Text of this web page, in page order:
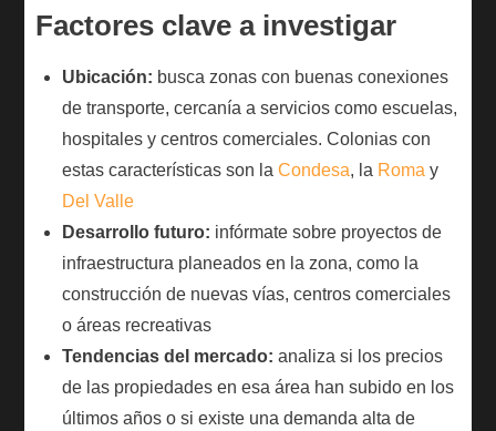
Factores clave a investigar
Ubicación: busca zonas con buenas conexiones
de transporte, cercanía a servicios como escuelas,
hospitales y centros comerciales. Colonias con
estas características son laCondesa, la Roma y
Del Valle
Desarrollo futuro: infórmate sobre proyectos de
infraestructura planeados en la zona, como la
construcción de nuevas vías, centros comerciales
o áreas recreativas
Tendencias del mercado: analiza si los precios
de las propiedades en esa área han subido en los
últimos años o si existe una demanda alta de